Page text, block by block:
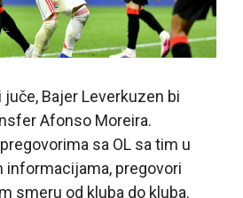
Bajer Leverkuzen bi
Afonso Moreira.
sa OL sa tim u
informacijama, pregovori
smeru od kluba do kluba.